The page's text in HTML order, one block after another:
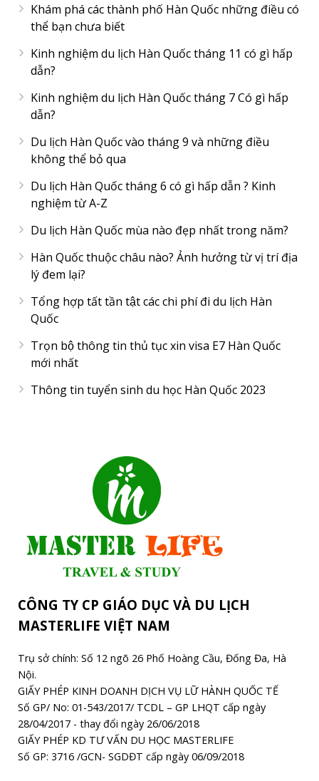
Khám phá các thành phố Hàn Quốc những điều có
thể bạn chưa biết
Kinh nghiệm du lịch Hàn Quốc tháng 11 có gì hấp
dẫn?
Kinh nghiệm du lịch Hàn Quốc tháng 7 Có gì hấp
dẫn?
Du lịch Hàn Quốc vào tháng 9 và những điều
không thể bỏ qua
Du lịch Hàn Quốc tháng 6 có gì hấp dẫn ? Kinh
nghiệm từ A-Z
Du lịch Hàn Quốc mùa nào đẹp nhất trong năm?
Hàn Quốc thuộc châu nào? Ảnh hưởng từ vị trí địa
lý đem lại?
Tổng hợp tất tần tật các chi phí đi du lịch Hàn
Quốc
Trọn bộ thông tin thủ tục xin visa E7 Hàn Quốc
mới nhất
Thông tin tuyển sinh du học Hàn Quốc 2023
CÔNG TY CP GIÁO DỤC VÀ DU LỊCH
MASTERLIFE VIỆT NAM
Trụ sở chính: Số 12 ngõ 26 Phố Hoàng Cầu, Đống Đa, Hà
Nội.
GIẤY PHÉP KINH DOANH DỊCH VỤ LỮ HÀNH QUỐC TẾ
Số GP/ No: 01-543/2017/ TCDL – GP LHQT cấp ngày
28/04/2017 - thay đổi ngày 26/06/2018
GIẤY PHÉP KD TƯ VẤN DU HỌC MASTERLIFE
Số GP: 3716 /GCN- SGDĐT cấp ngày 06/09/2018